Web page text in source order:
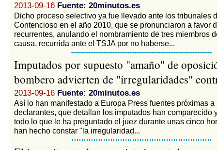
2013-09-16 Fuente: 20minutos.es
Dicho proceso selectivo ya fue llevado ante los tribunales
Contencioso en el año 2010, que se pronunciaron a favor
recurrentes, anulando el nombramiento de tres miembros
causa, recurrida ante el TSJA por no haberse...
Imputados por supuesto "amaño" de
bombero advierten de "irregularidades"
2013-09-16 Fuente: 20minutos.es
Así lo han manifestado a Europa Press fuentes próximas a
declarantes, que detallan los imputados han comparecido
todo lo que le ha preguntado el juez durante unas cinco
han hecho constar "la irregularidad...